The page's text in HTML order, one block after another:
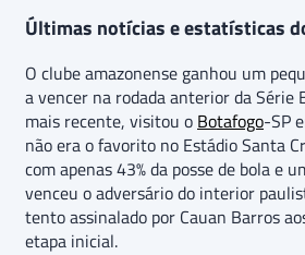
Últimas notícias e estatísticas
O clube amazonense ganhou um
a vencer na rodada anterior da Série
mais recente, visitou o Botafogo-SP
não era o favorito no Estádio Santa
com apenas 43% da posse de bola e
venceu o adversário do interior
tento assinalado por Cauan Barros
etapa inicial.